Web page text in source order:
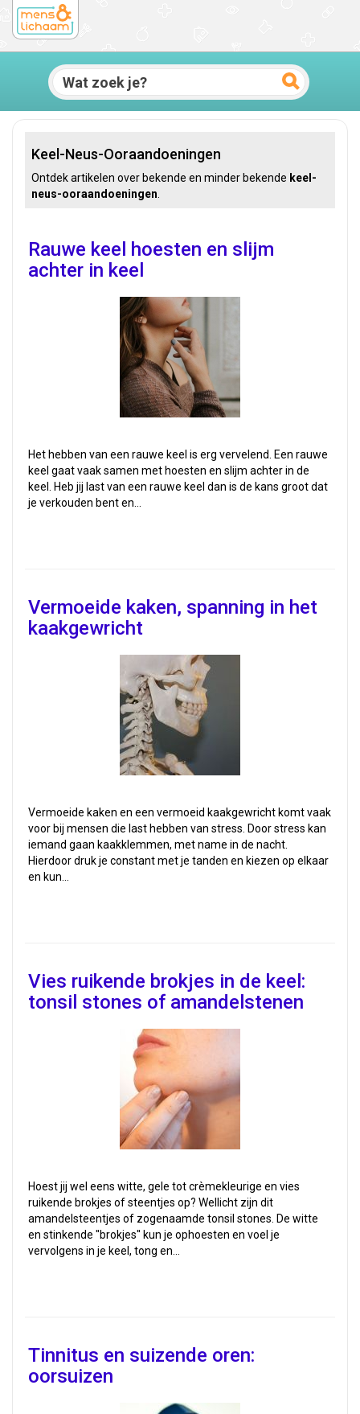
Keel-Neus-Ooraandoeningen
Ontdek artikelen over bekende en minder bekende keel-
neus-ooraandoeningen
Rauwe keel hoesten en slijm
achter in keel
Het hebben van een rauwe keel is erg vervelend. Een rauwe
keel gaat vaak samen met hoesten en slijm achter in de
keel. Heb jij last van een rauwe keel dan is de kans groot dat
je verkouden bent en…
Vermoeide kaken, spanning in het
kaakgewricht
Vermoeide kaken en een vermoeid kaakgewricht komt vaak
voor bij mensen die last hebben van stress. Door stress kan
iemand gaan kaakklemmen, met name in de nacht.
Hierdoor druk je constant met je tanden en kiezen op elkaar
en kun…
Vies ruikende brokjes in de keel:
tonsil stones of amandelstenen
Hoest jij wel eens witte, gele tot crèmekleurige en vies
ruikende brokjes of steentjes op? Wellicht zijn dit
amandelsteentjes of zogenaamde tonsil stones. De witte
en stinkende ''brokjes'' kun je ophoesten en voel je
vervolgens in je keel, tong en…
Tinnitus en suizende oren:
oorsuizen